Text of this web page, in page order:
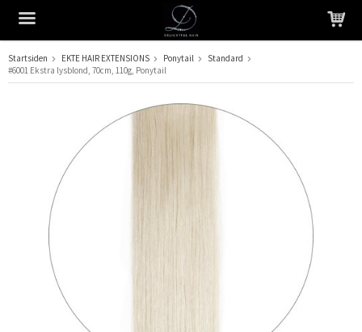
Produktet har blitt lagt til i handlekurven din
Startsiden EKTE HAIR EXTENSIONS Ponytail
Standard
#6001 Ekstra lysblond, 70cm, 110g, Ponytail